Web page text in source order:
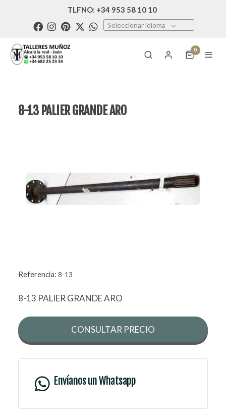
TLFNO: +34 953 58 10 10
Seleccionar idioma
0
8-13 PALIER GRANDE ARO
Referencia: 8-13
8-13 PALIER GRANDE ARO
CONSULTAR PRECIO
Envíanos un Whatsapp